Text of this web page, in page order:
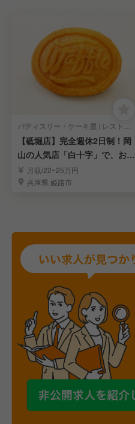
パティスリー・ケーキ屋 | レストランサービス・ホールスタッフ
【砥堀店】完全週休2日制！岡
山の人気店「白十字」で、お菓
子と笑顔を届ける
月収/22~25万円
兵庫県 姫路市